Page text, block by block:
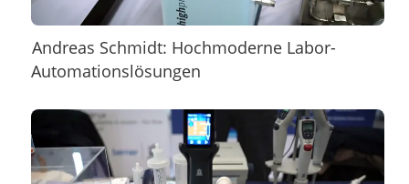
Andreas Schmidt: Hochmoderne Labor-
Automationslösungen